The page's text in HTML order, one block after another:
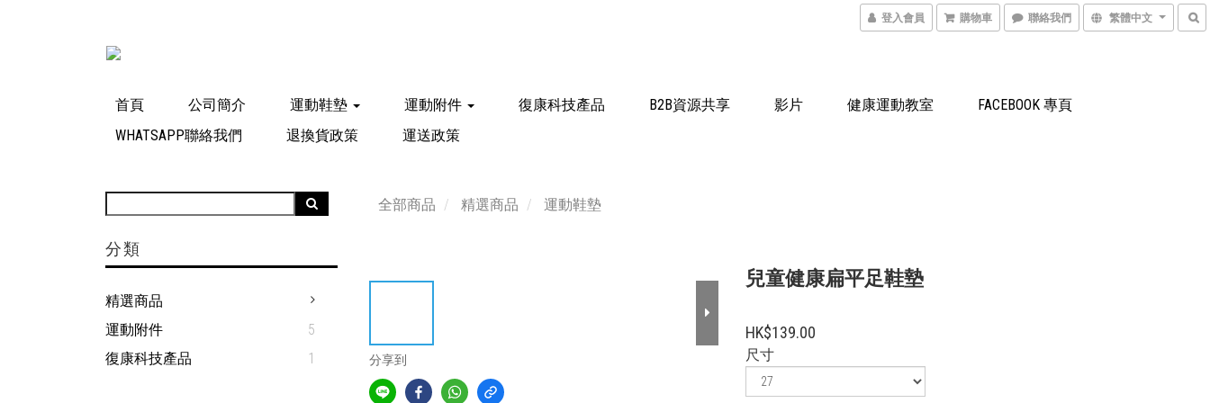
登入會員 購物車 聯絡我們 繁體中文
首頁 公司簡介 運動鞋墊 運動附件 復康科技產品 B2B資源共享 影片 健康運動教室
FACEBOOK 專頁
WHATSAPP聯絡我們
退換貨政策 運送政策
分類
精選商品
運動附件
5
復康科技產品
1
全部商品 精選商品 運動鞋墊
分享到
兒童健康扁平足鞋墊
HK$139.00
尺寸